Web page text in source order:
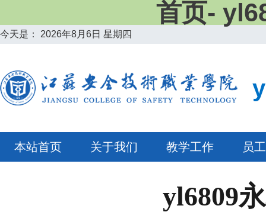
首页-
今天是： 2026年8月6日 星期四
本站首页 关于我们 教学工作 员
yl6809